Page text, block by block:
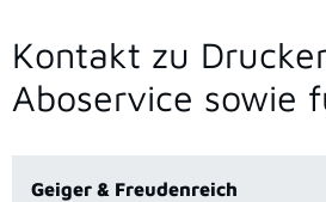
Kontakt zu
Aboservice sowie
Geiger & Freudenreich